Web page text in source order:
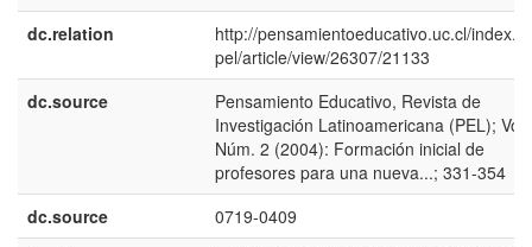
dc.relation
http://pensamientoeducativo.uc.cl/
pel/article/view/26307/21133
dc.source
Pensamiento Educativo, Revista de
Investigación Latinoamericana (PEL);
Núm. 2 (2004): Formación inicial de
profesores para una nueva...; 331-354
dc.source
0719-0409